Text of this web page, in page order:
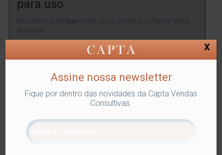
para uso
Encontre uma loja onde você poderá comprar este
produto.
SKU: LYOR-1238 Categorias:Lyor,POTICHE CRISTAL,
Tags:POTICHE CRISTAL
Assine nossa newsletter
Fique por dentro das novidades da Capta Vendas
Consultivas.
X